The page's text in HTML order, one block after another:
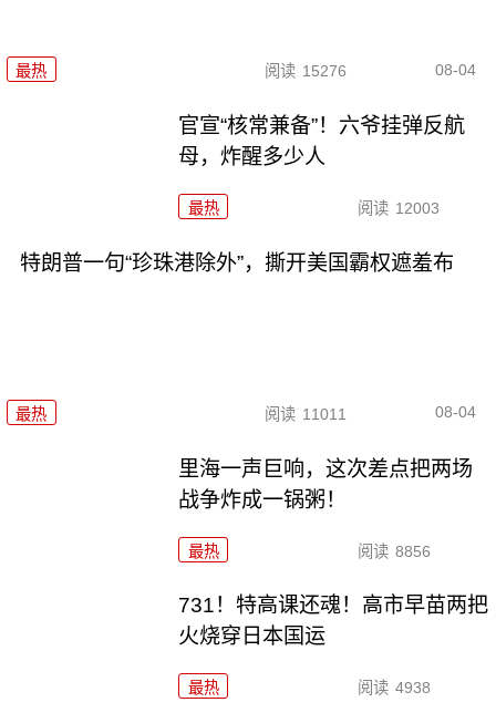
最热 阅读 15276 08-04
官宣“核常兼备”！六爷挂弹反航
母，炸醒多少人
最热 阅读 12003
特朗普一句“珍珠港除外”，撕开美国霸权遮羞布
最热 阅读 11011 08-04
里海一声巨响，这次差点把两场
战争炸成一锅粥！
最热 阅读 8856
731！特高课还魂！高市早苗两把
火烧穿日本国运
最热 阅读 4938